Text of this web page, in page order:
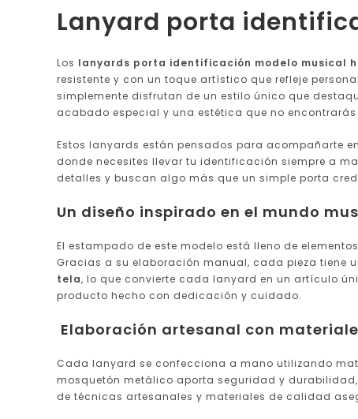
Lanyard porta
Los lanyards porta identificación modelo musical
resistente y con un toque artístico que refleje
simplemente disfrutan de un estilo único que
acabado especial y una estética que no
Estos lanyards están pensados para acompañarte
donde necesites llevar tu identificación siempre a
detalles y buscan algo más que un simple porta
Un diseño inspirado en el mundo
El estampado de este modelo está lleno de
Gracias a su elaboración manual, cada pieza tiene
tela, lo que convierte cada lanyard en un artículo
producto hecho con dedicación y cuidado.
Elaboración artesanal con
Cada lanyard se confecciona a mano utilizando
mosquetón metálico aporta seguridad y
de técnicas artesanales y materiales de calidad